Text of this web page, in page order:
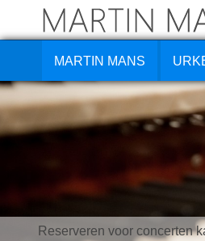
MARTIN MANS
Reserveren voor concerten